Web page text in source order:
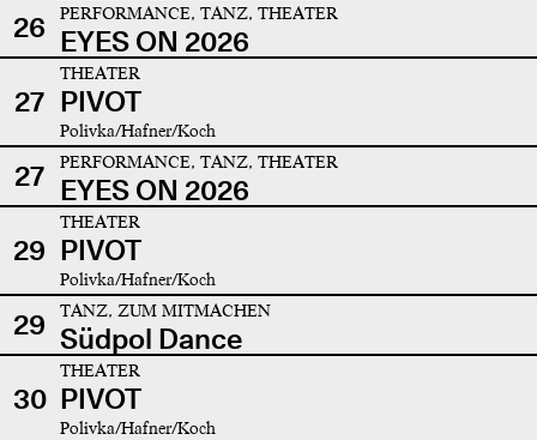
26
PERFORMANCE, TANZ, THEATER
EYES ON 2026
27
THEATER
PIVOT
Polivka/Hafner/Koch
27 PERFORMANCE, TANZ, THEATER
EYES ON 2026
29
THEATER
PIVOT
Polivka/Hafner/Koch
29 TANZ, ZUM MITMACHEN
Südpol Dance
30
THEATER
PIVOT
Polivka/Hafner/Koch